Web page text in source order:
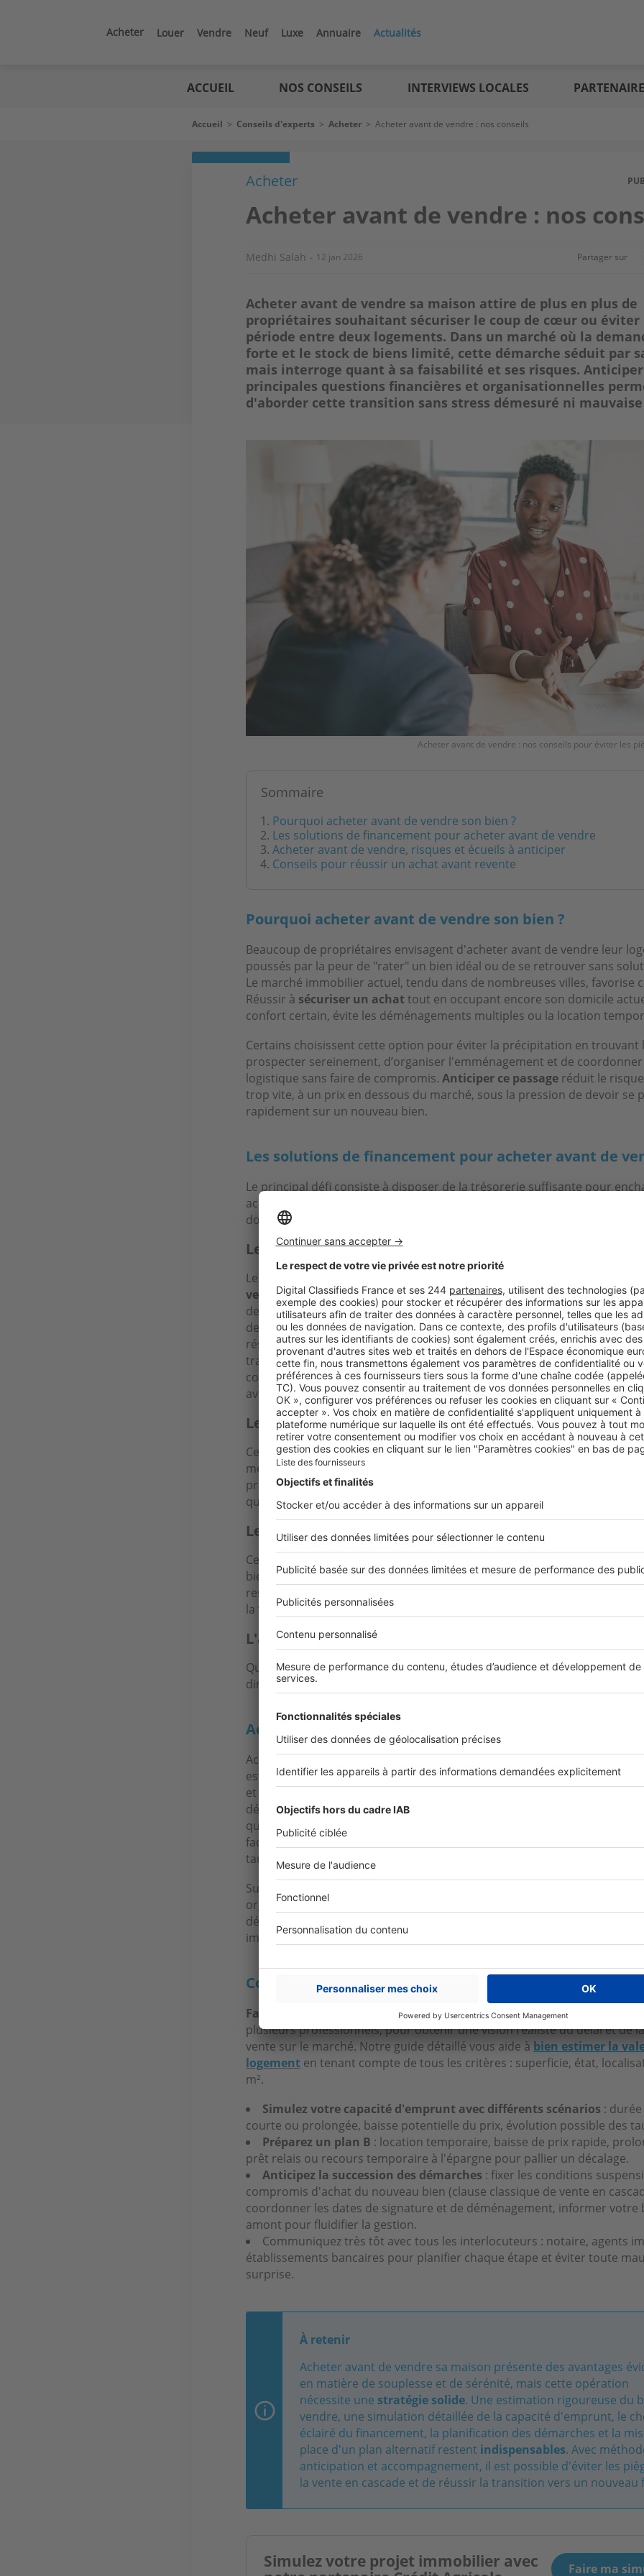
Acheter Louer Vendre Neuf Luxe Annuaire Actualités
ACCUEIL NOS CONSEILS INTERVIEWS LOCALES
Fil
Accueil > Conseils d'experts > Acheter > Acheter avant de vendre : nos conseils
Acheter
Acheter avant de vendre : nos
Medhi Salah 12 jan 2026 Partager sur
Acheter avant de vendre sa maison attire de plus en plus de
propriétaires souhaitant sécuriser le coup de cœur ou éviter
période entre deux logements. Dans un marché où la
forte et le stock de biens limité, cette démarche séduit par
mais interroge quant à sa faisabilité et ses risques.
principales questions financières et organisationnelles
d'aborder cette transition sans stress démesuré ni
Acheter avant de vendre : nos conseils pour éviter les
Sommaire
Pourquoi acheter avant de vendre son bien ?
Les solutions de financement pour acheter avant de vendre
Acheter avant de vendre, risques et écueils à anticiper
Conseils pour réussir un achat avant revente
Pourquoi acheter avant de vendre son bien ?
Beaucoup de propriétaires envisagent d'acheter avant de vendre leur
poussés par la peur de "rater" un bien idéal ou de se retrouver sans
Le marché immobilier actuel, tendu dans de nombreuses villes, favorise
Réussir à sécuriser un achattout en occupant encore son domicile
confort certain, évite les déménagements multiples ou la location
Certains choisissent cette option pour éviter la précipitation en trouvant
prospecter sereinement, d’organiser l'emménagement et de
logistique sans faire de compromis. Anticiper ce passage réduit le
trop vite, à un prix en dessous du marché, sous la pression de devoir se
rapidement sur un nouveau bien.
Les solutions de financement pour acheter avant de
Le principal défi consiste à disposer de la trésorerie suffisante pour
acquisitions. Plusieurs moyens permettent de franchir cette étape sans
double crédit prolongé.
Le prêt relais
Le
vendresa maison. Il s'obtient sur une durée courte (en général 12 à 24
de financer le nouveau bien en s'appuyant sur la valeur du logement
de vente. Le montant octroyé atteint souvent 50% à 80% de la valeur
résidence en vente. Le mécanisme permet de ne rembourser pendant la
transitoire que les intérêts du crédit relais, réduisant la charge mensuelle
conclusion de la vente. Pour approfondir le fonctionnement précis du
avantages, consultez notre guide complet dédiéau fonctionnement
Le prêt achat-revente
Ce crédit propose de regrouper l'ancien et le nouveau prêt achat-
mensualité plus longue, ce qui
premier logement, la somme obtenue est injectée pour solder une partie
qui fait baisser ensuite la mensualité.
Le portage immobilier
Cette variante fait intervenir un opérateur spécialisé qui rachète
bien, vous laissant le temps de conclure votre nouvelle acquisition sans
restez occupant du logement porté le temps de finaliser l'opération, puis
la valeur définie d'avance, ou vous récupérez le solde négocié.
L'apport personnel
Quand cela est possible, utiliser ses propres fonds réduit le recours au
diminue les risques de surendettement ou de double mensualité.
Acheter avant de vendre, risques et écueils à anticiper
Acheter avant de vendre comporte des points de vigilance qu'il ne faut
estimer. Le premier risque concerne votre capacité à ne pas réussir à
et à vous retrouver avec deux charges de crédit à assumer. Ce cas conduit
déséquilibre budgétaire, surtout si la maison initiale trouve difficilement
que le prix de vente doit être revu à la baisse. La double mensualité
facteur de stress, et le moindre imprévu tel qu'une perte d'emploi, une
taux ou une dégradation du marché peut rendre l'opération coûteuse.
Sur le plan logistique, la gestion simultanée de deux biens demande de
organiser les visites, négocier les offres, gérer le calendrier notarial et
déménagements, ce qui représente une vraie
impose aussi une rigueur exemplaire sur les délais pour éviter tout
Conseils pour réussir un achat avant revente
Faites estimer
précisément votre bien avant toute démarche, idéalement
plusieurs professionnels, pour obtenir une vision réaliste du délai et de
vente sur le marché. Notre guide détaillé vous aide à bien estimer la
logement en tenant compte de tous les critères : superficie, état,
m².
Simulez votre capacité d'emprunt avec différents scénarios :
courte ou prolongée, baisse potentielle du prix, évolution possible des
Préparez un plan B : location temporaire, baisse de prix rapide,
prêt relais ou recours temporaire à l'épargne pour pallier un décalage.
Anticipez la succession des démarches : fixer les conditions
compromis d'achat du nouveau bien (clause classique de vente en
coordonner les dates de signature et de déménagement, informer votre
amont pour fluidifier la gestion.
Communiquez très tôt avec tous les interlocuteurs : notaire, agents
établissements bancaires pour planifier chaque étape et éviter toute
surprise.
À retenir
Acheter avant de vendre sa maison présente des avantages
en matière de souplesse et de sérénité, mais cette opération
nécessite une stratégie solide. Une estimation rigoureuse du
vendre, une simulation détaillée de la capacité d'emprunt, le
éclairé du financement, la planification des démarches et la
place d'un plan alternatif restent indispensables. Avec
anticipation et accompagnement, il est possible d'éviter les
la vente en cascade et de réussir la transition vers un nouveau
Simulez votre projet immobilier avec
Faire ma